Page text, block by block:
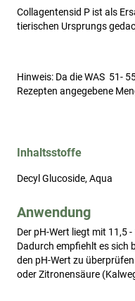
Collagentensid P ist als
tierischen Ursprungs
Hinweis: Da die WAS 51-
Rezepten angegebene
Inhaltsstoffe
Decyl Glucoside, Aqua
Anwendung
Der pH-Wert liegt mit 11,5
Dadurch empfiehlt es sich
den pH-Wert zu
oder Zitronensäure